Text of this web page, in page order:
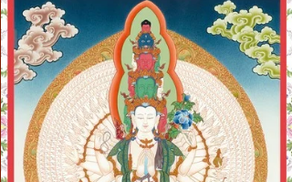
與衝突……等等。《第三世多杰羌佛說什麼
修行》是基礎的一課，但也是許多修行人乃
長年修行者沒有學懂而迷離顛倒的大事。 修
行並非躲在清淨之地的自我陶醉，而是在最
囂、最刺人的逆境中，檢驗心性的真實成色
逆緣是檢驗「真修」與「頑修」的試金石，
修行僅是「儘量照著做」，那叫「頑修」，
種狀態在面對逆緣時最為明顯。當我們遇到